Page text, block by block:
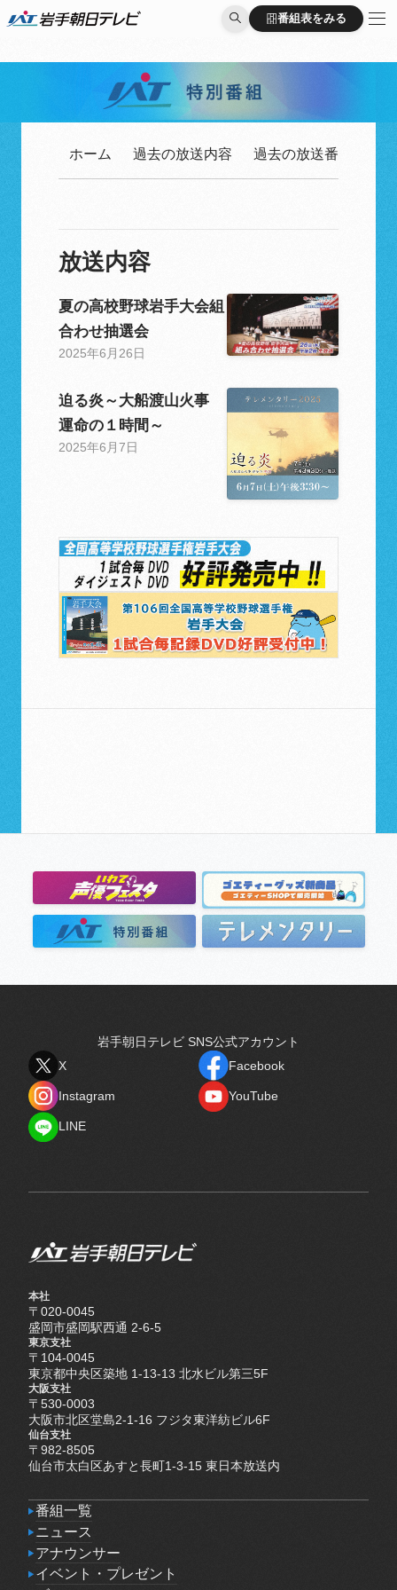
番組表をみる
番組表をみる
ホーム 過去の放送内容 過去の放送番組一覧
放送内容
夏の高校野球岩手大会組
合わせ抽選会
2025年6月26日
迫る炎～大船渡山火事
運命の１時間～
2025年6月7日
岩手朝日テレビ SNS公式アカウント
X
Facebook
Instagram
YouTube
LINE
本社
〒020-0045
盛岡市盛岡駅西通 2-6-5
東京支社
〒104-0045
東京都中央区築地 1-13-13 北水ビル第三5F
大阪支社
〒530-0003
大阪市北区堂島2-1-16 フジタ東洋紡ビル6F
仙台支社
〒982-8505
仙台市太白区あすと長町1-3-15 東日本放送内
番組一覧
番組一覧
ニュース
ニュース
アナウンサー
アナウンサー
イベント・プレゼント